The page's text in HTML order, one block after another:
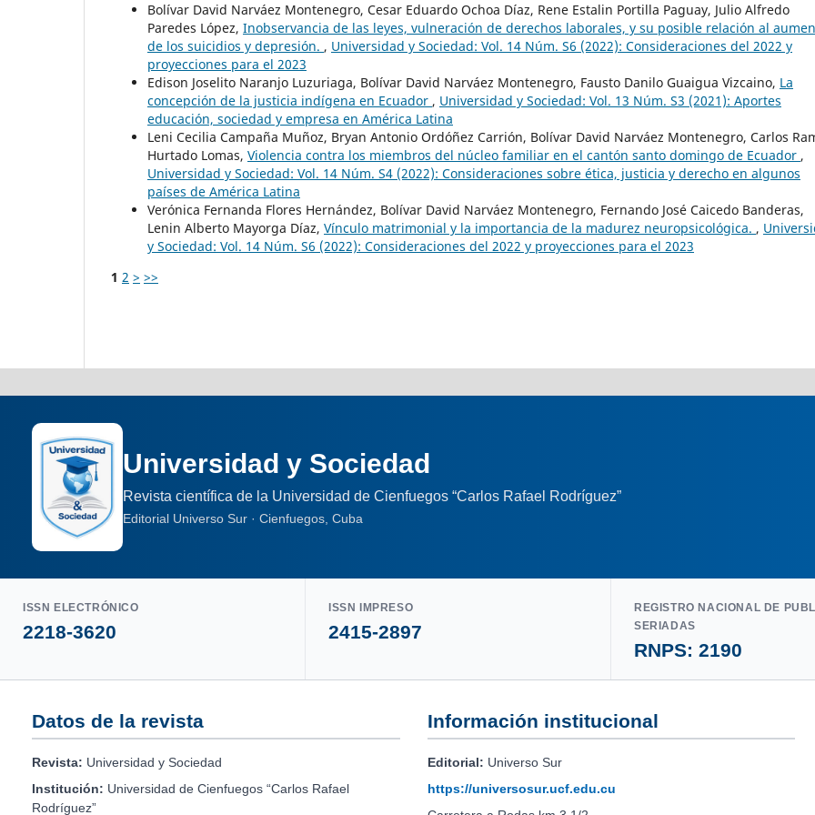
Bolívar David Narváez Montenegro, Cesar Eduardo Ochoa Díaz, Rene Estalin Portilla Paguay, Julio Alfredo
Paredes López, Inobservancia de las leyes, vulneración de derechos laborales, y su posible relación al
de los suicidios y depresión. , Universidad y Sociedad: Vol. 14 Núm. S6 (2022): Consideraciones del 2022 y
proyecciones para el 2023
Edison Joselito Naranjo Luzuriaga, Bolívar David Narváez Montenegro, Fausto Danilo Guaigua Vizcaino, La
concepción de la justicia indígena en Ecuador , Universidad y Sociedad: Vol. 13 Núm. S3 (2021): Aportes
educación, sociedad y empresa en América Latina
Leni Cecilia Campaña Muñoz, Bryan Antonio Ordóñez Carrión, Bolívar David Narváez Montenegro, Carlos
Hurtado Lomas, Violencia contra los miembros del núcleo familiar en el cantón santo domingo de Ecuador ,
Universidad y Sociedad: Vol. 14 Núm. S4 (2022): Consideraciones sobre ética, justicia y derecho en algunos
países de América Latina
Verónica Fernanda Flores Hernández, Bolívar David Narváez Montenegro, Fernando José Caicedo Banderas,
Lenin Alberto Mayorga Díaz, Vínculo matrimonial y la importancia de la madurez neuropsicológica. ,
y Sociedad: Vol. 14 Núm. S6 (2022): Consideraciones del 2022 y proyecciones para el 2023
1 2 > >>
Universidad y Sociedad
Revista científica de la Universidad de Cienfuegos “Carlos Rafael Rodríguez”
Editorial Universo Sur · Cienfuegos, Cuba
ISSN ELECTRÓNICO
2218-3620
ISSN IMPRESO
2415-2897
REGISTRO NACIONAL DE
SERIADAS
RNPS: 2190
Datos de la revista
Revista: Universidad y Sociedad
Institución: Universidad de Cienfuegos “Carlos Rafael
Rodríguez”
Información institucional
Editorial: Universo Sur
https://universosur.ucf.edu.cu